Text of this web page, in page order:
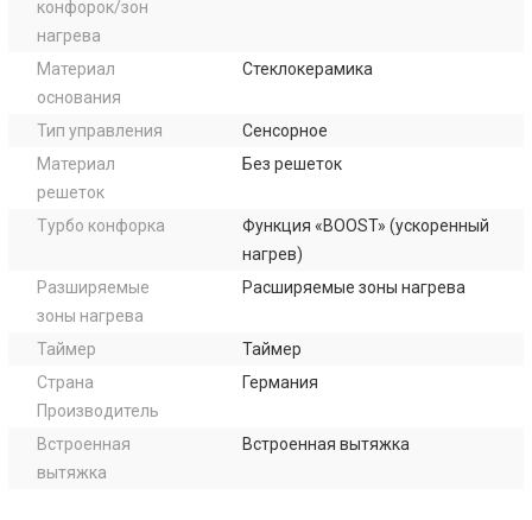
конфорок/зон
нагрева
Материал
основания
Стеклокерамика
Тип управления
Сенсорное
Материал
решеток
Без решеток
Турбо конфорка
Функция «BOOST» (ускоренный
нагрев)
Разширяемые
зоны нагрева
Расширяемые зоны нагрева
Таймер
Таймер
Страна
Производитель
Германия
Встроенная
вытяжка
Встроенная вытяжка